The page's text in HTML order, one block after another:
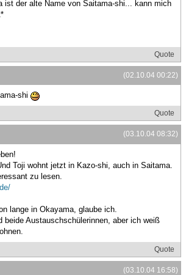
ist der alte Name von Saitama-shi... kann mich
Quote
(02.10.04 00:22)
shi
Quote
(03.10.04 08:32)
Toji wohnt jetzt in Kazo-shi, auch in Saitama.
zu lesen.
lange in Okayama, glaube ich.
beide Austauschschülerinnen, aber ich weiß
Quote
(03.10.04 16:58)